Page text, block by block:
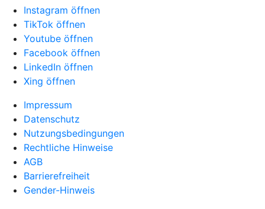
Instagram öffnen
TikTok öffnen
Youtube öffnen
Facebook öffnen
LinkedIn öffnen
Xing öffnen
Impressum
Datenschutz
Nutzungsbedingungen
Rechtliche Hinweise
AGB
Barrierefreiheit
Gender-Hinweis